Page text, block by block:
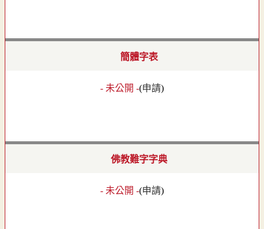
簡體字表
- 未公開 -(申請)
佛教難字字典
- 未公開 -(申請)